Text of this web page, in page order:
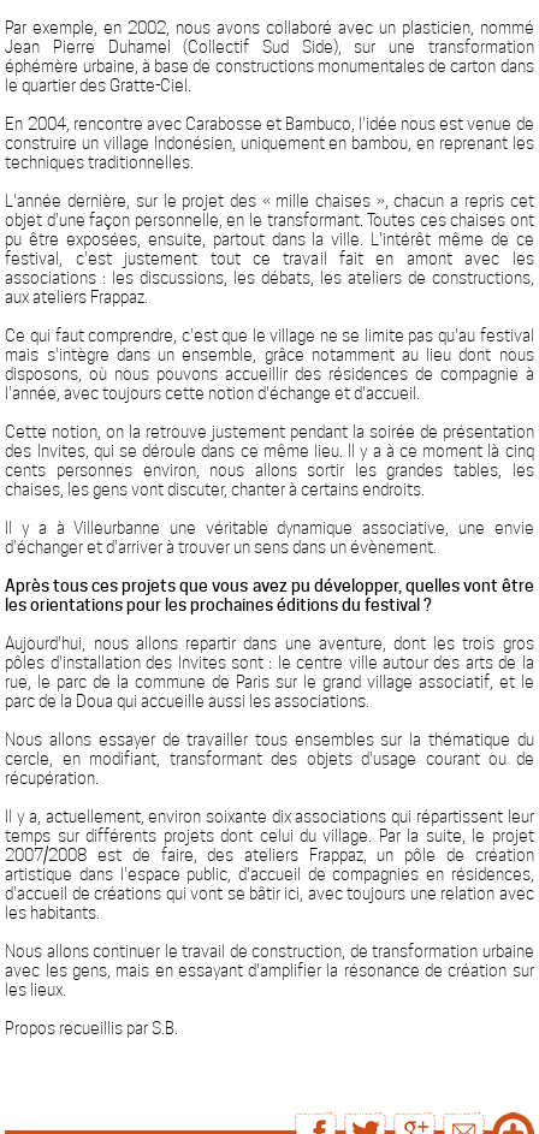
Par exemple, en 2002, nous avons collaboré avec un plasticien, nommé
Jean Pierre Duhamel (Collectif Sud Side), sur une transformation
éphémère urbaine, à base de constructions monumentales de carton dans
le quartier des Gratte-Ciel.
En 2004, rencontre avec Carabosse et Bambuco, l'idée nous est venue de
construire un village Indonésien, uniquement en bambou, en reprenant les
techniques traditionnelles.
L'année dernière, sur le projet des « mille chaises », chacun a repris cet
objet d'une façon personnelle, en le transformant. Toutes ces chaises ont
pu être exposées, ensuite, partout dans la ville. L'intérêt même de ce
festival, c'est justement tout ce travail fait en amont avec les
associations : les discussions, les débats, les ateliers de constructions,
aux ateliers Frappaz.
Ce qui faut comprendre, c'est que le village ne se limite pas qu'au festival
mais s'intègre dans un ensemble, grâce notamment au lieu dont nous
disposons, où nous pouvons accueillir des résidences de compagnie à
l'année, avec toujours cette notion d'échange et d'accueil.
Cette notion, on la retrouve justement pendant la soirée de présentation
des Invites, qui se déroule dans ce même lieu. Il y a à ce moment là cinq
cents personnes environ, nous allons sortir les grandes tables, les
chaises, les gens vont discuter, chanter à certains endroits.
Il y a à Villeurbanne une véritable dynamique associative, une envie
d'échanger et d'arriver à trouver un sens dans un évènement.
Après tous ces projets que vous avez pu développer, quelles vont être
les orientations pour les prochaines éditions du festival ?
Aujourd'hui, nous allons repartir dans une aventure, dont les trois gros
pôles d'installation des Invites sont : le centre ville autour des arts de la
rue, le parc de la commune de Paris sur le grand village associatif, et le
parc de la Doua qui accueille aussi les associations.
Nous allons essayer de travailler tous ensembles sur la thématique du
cercle, en modifiant, transformant des objets d'usage courant ou de
récupération.
Il y a, actuellement, environ soixante dix associations qui répartissent leur
temps sur différents projets dont celui du village. Par la suite, le projet
2007/2008 est de faire, des ateliers Frappaz, un pôle de création
artistique dans l'espace public, d'accueil de compagnies en résidences,
d'accueil de créations qui vont se bâtir ici, avec toujours une relation avec
les habitants.
Nous allons continuer le travail de construction, de transformation urbaine
avec les gens, mais en essayant d'amplifier la résonance de création sur
les lieux.
Propos recueillis par S.B.